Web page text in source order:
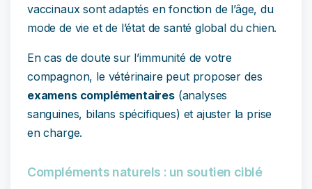
vaccinaux sont adaptés en fonction de l’âge, du
mode de vie et de l’état de santé global du chien.
En cas de doute sur l’immunité de votre
compagnon, le vétérinaire peut proposer des
examens complémentaires(analyses
sanguines, bilans spécifiques) et ajuster la prise
en charge.
Compléments naturels : un soutien ciblé